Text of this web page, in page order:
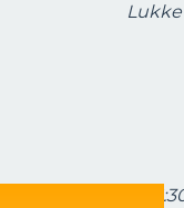
7:15 –